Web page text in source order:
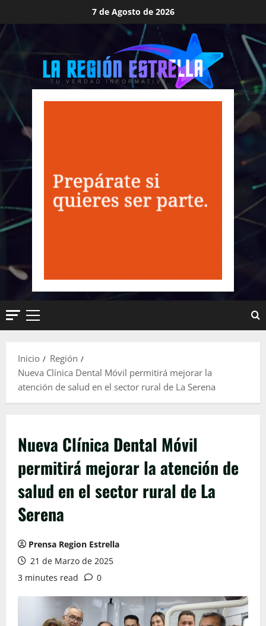
al
contenido
7 de Agosto de 2026
Menú
Inicio
Región
Nueva Clínica Dental Móvil permitirá mejorar la
atención de salud en el sector rural de La Serena
Nueva Clínica Dental Móvil
permitirá mejorar la atención de
salud en el sector rural de La
Serena
Prensa Region Estrella
21 de Marzo de 2025
3 minutes read
0